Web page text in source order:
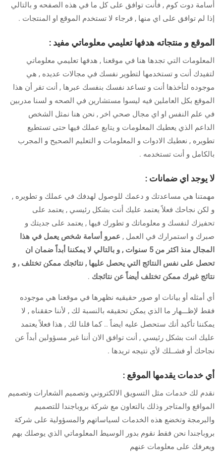
أسامة دوت كوم , فأنت توافق على كل ما في هذه الصفحه و بالتالي
إذا لم توافق على اي منها , فرجاء لا تستخدم الموقع او المنتجات .
الموقع و منتجاته هدفها تعليمي معلوماتي مفيد :
المعلومات التي تجدها هنا في موقعنا , هدفها تعليمي معلوماتي
لتفيدك أنت و تستخدمها لتطوير نفسك في مجالات عديده , هي
موجوده لتأخذها أنت و تساعد نفسك بنفسك عبرها , أنت تقر أن هذا
الموقع بكل العاملين فيه ليسوا مستشارين في الصحه و لسنا مدربين
في علم النفس او اي مجال صحي اخر , نحن هنا نمثل الشخص
الداعم الذي يعطيك المعلومات و يتابع عملك فيها حتى تستطيع
تطويره , نعطيك الادوات و المعلومات و التعليم الصحيح و المجرب
بالكامل و أنت تستخدمه .
لا يوجد اي ضمانات :
مهمتنا هي مساعدتك و دعمك للوصول لهدفك في عملك و تطويره ,
و لكن نجاحك فعلاً يعتمد عليك أنت بشكل رئيسي , يعتمد على
تحفيزك لنفسك و معلوماتك و تطورك فيها , يعتمد على جديتك و
صبرك و استمرارك في العمل , عمرو أسامة شخص يعمل في هذا
المجال منذ اكثر من 5 سنوات , و بالتالي لا يمكننا أبداً ضمان ان
تحصل على نفس النتائج التي يحصل عليها , نتائجك ممكن تختلف , و
نتائج غيرك ممكن تختلف أيضاً عن نتائجك .
أي أمثله أو بيانات او صور حقيقيه نظهرها في موقعنا هي موجوده
فقط لإظـــهار ما الذي يمكن تحقيقه بالنسبة لك , لأننا حققناه , لا
يمكننا تأكيد أنك ستحصل عليه ايضاً .. كما قلنا لك , هذا فعلاً يعتمد
عليك انت بشكل رئيسي , أنت توافق الان أننا غير مسؤولين أبداً عن
نجاحك أو فشــلك لأي نتيجه تريدها .
أي خدمات يقدمها الموقع :
نقدم لك خدمات مثل التسويق الالكتروني وتصميم الشعارات وتصميم
المواقع والمتاجر وذلك بالتعاون مع شركة بروباجندا للتصميم
والبرمجة وتخضع هذه الخدمات لسياساتهم والمسؤولية على شركة
بروباجندا نحن فقط نقوم بدور الوسيط المعلوماتي الذي يوصلك بهم
ويعرفك على معلومات عنهم